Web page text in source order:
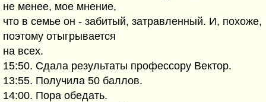
не менее, мое мнение,
что в семье он - забитый, затравленный. И, похоже,
поэтому отыгрывается
на всех.
15:50. Сдала результаты профессору Вектор.
13:55. Получила 50 баллов.
14:00. Пора обедать.